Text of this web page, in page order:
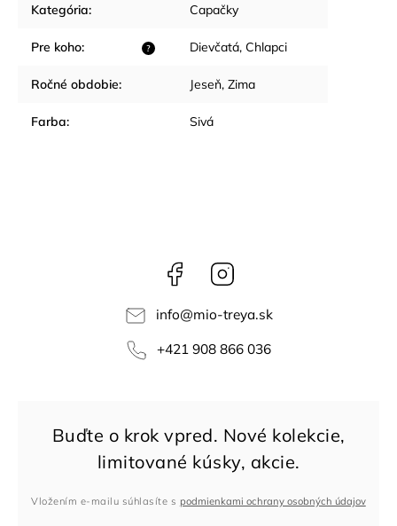
Kategória: Capačky
?
Pre koho: Dievčatá, Chlapci
Ročné obdobie: Jeseň, Zima
Farba: Sivá
Facebook
info@mio-treya.sk
+421 908 866 036
Vložením e-mailu súhlasíte s podmienkami ochrany osobných údajov